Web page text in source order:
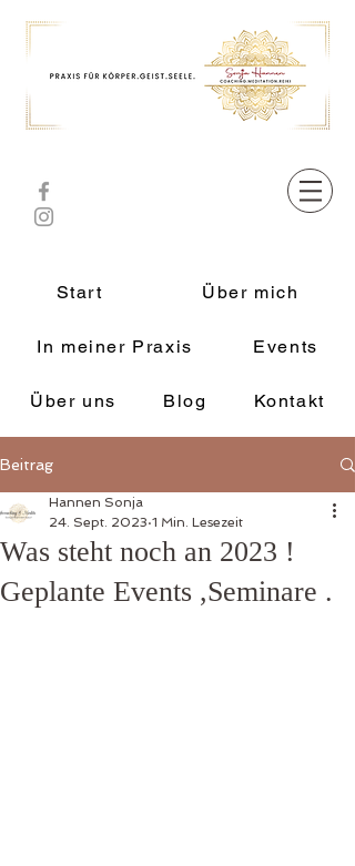
Start Über mich
In meiner Praxis Events
Über uns Blog Kontakt
Beitrag
Was steht noch an 2023 !
Geplante Events ,Seminare .
Hannen Sonja
24. Sept. 2023 1 Min. Lesezeit